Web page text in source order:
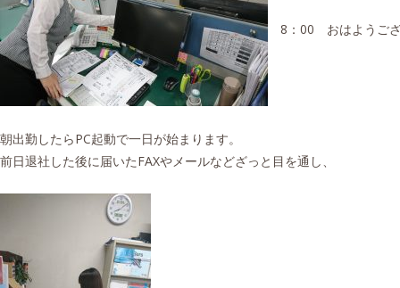
8：00 おはようご
朝出勤したらPC起動で一日が始まります。
前日退社した後に届いたFAXやメールなどざっと目を通し、